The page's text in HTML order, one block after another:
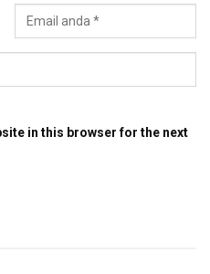
in this browser for the next